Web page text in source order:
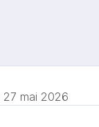
27 mai 2026